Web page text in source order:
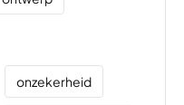
onzekerheid